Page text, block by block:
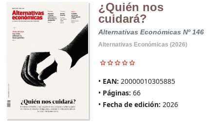
¿Quién nos
cuidará?
Alternativas Económicas Nº 146
Alternativas Económicas (2026)
EAN: 20000010305885
Páginas: 66
Fecha de edición: 2026